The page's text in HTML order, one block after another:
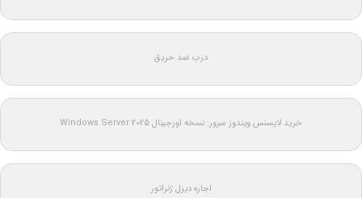
درب ضد حریق
خرید لایسنس ویندوز سرور: نسخه اورجینال Windows Server 2025
اجاره دیزل ژنراتور